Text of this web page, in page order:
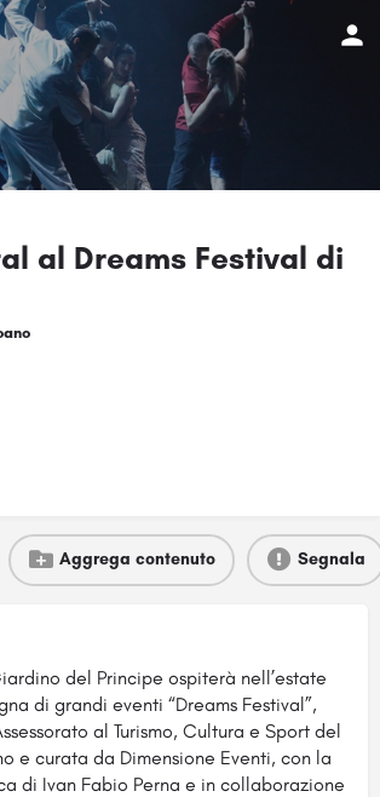
al Dreams Festival di
Aggrega contenuto Segnala
del Principe ospiterà nell’estate
di grandi eventi “Dreams Festival”,
al Turismo, Cultura e Sport del
e curata da Dimensione Eventi, con la
di Ivan Fabio Perna e in collaborazione